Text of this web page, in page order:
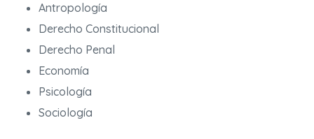
Antropología
Derecho Constitucional
Derecho Penal
Economía
Psicología
Sociología